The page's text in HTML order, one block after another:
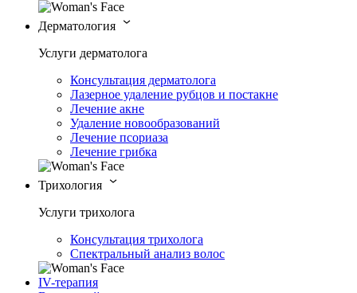
Дерматология
Услуги дерматолога
Консультация дерматолога
Лазерное удаление рубцов и постакне
Лечение акне
Удаление новообразований
Лечение псориаза
Лечение грибка
Трихология
Услуги трихолога
Консультация трихолога
Спектральный анализ волос
IV-терапия